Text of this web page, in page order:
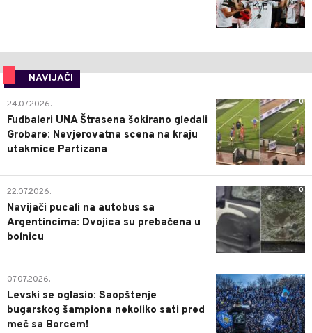
NAVIJAČI
0
24.07.2026.
Fudbaleri UNA Štrasena šokirano gledali
Grobare: Nevjerovatna scena na kraju
utakmice Partizana
0
22.07.2026.
Navijači pucali na autobus sa
Argentincima: Dvojica su prebačena u
bolnicu
1
07.07.2026.
Levski se oglasio: Saopštenje
bugarskog šampiona nekoliko sati pred
meč sa Borcem!